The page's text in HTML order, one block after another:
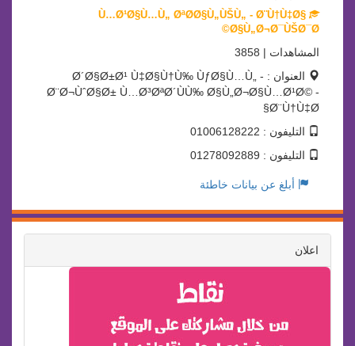
Ù…Ø¹Ø§Ù…Ù„ ØªØ­Ø§Ù„ÙŠÙ„ - Ø¨Ù†Ù‡Ø§
Ø§Ù„Ø¬Ø¯ÙŠØ¯Ø©
المشاهدات | 3858
العنوان : Ø´Ø§Ø±Ø¹ Ù‡Ø§Ù†Ù‰ ÙƒØ§Ù…Ù„ -
Ø¨Ø¬ÙˆØ§Ø± Ù…Ø³ØªØ´ÙÙ‰ Ø§Ù„Ø¬Ø§Ù…Ø¹Ø© -
Ø¨Ù†Ù‡Ø§
التليفون : 01006128222
التليفون : 01278092889
أبلغ عن بيانات خاطئة
اعلان